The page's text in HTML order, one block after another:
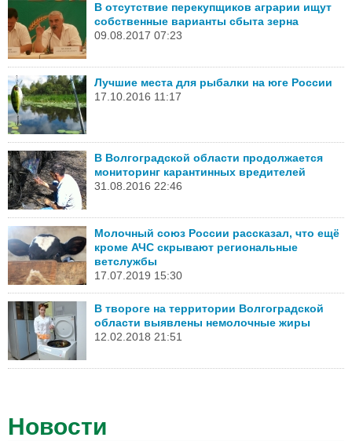
В отсутствие перекупщиков аграрии ищут
собственные варианты сбыта зерна
09.08.2017 07:23
Лучшие места для рыбалки на юге России
17.10.2016 11:17
В Волгоградской области продолжается
мониторинг карантинных вредителей
31.08.2016 22:46
Молочный союз России рассказал, что ещё
кроме АЧС скрывают региональные
ветслужбы
17.07.2019 15:30
В твороге на территории Волгоградской
области выявлены немолочные жиры
12.02.2018 21:51
Новости